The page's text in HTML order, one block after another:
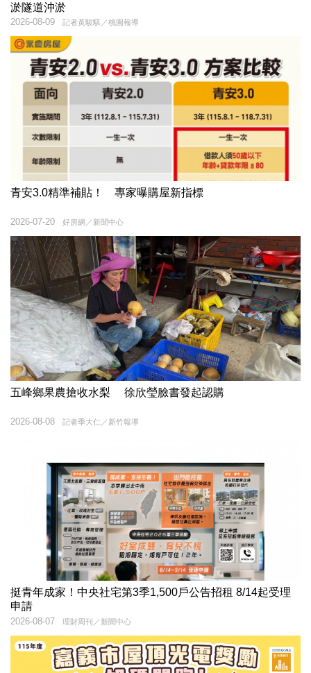
淤隧道沖淤
記者黃駿騏／桃園報導
2026-08-09
青安3.0精準補貼！ 專家曝購屋新指標
好房網／新聞中心
2026-07-20
五峰鄉果農搶收水梨 徐欣瑩臉書發起認購
記者季大仁／新竹報導
2026-08-08
挺青年成家！中央社宅第3季1,500戶公告招租 8/14起受理
申請
理財周刊／新聞中心
2026-08-07